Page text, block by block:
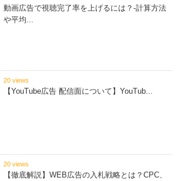
動画広告で視聴完了率を上げるには？-計算方法
や平均...
20 views
【YouTube広告 配信面について】YouTub...
20 views
【徹底解説】WEB広告の入札戦略とは？CPC、